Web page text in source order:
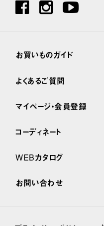
お買いものガイド
よくあるご質問
マイページ・会員登録
コーディネート
WEBカタログ
お問い合わせ